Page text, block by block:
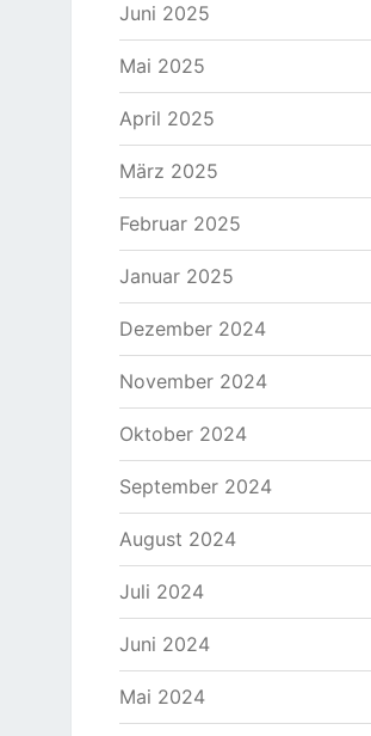
Juni 2025
Mai 2025
April 2025
März 2025
Februar 2025
Januar 2025
Dezember 2024
November 2024
Oktober 2024
September 2024
August 2024
Juli 2024
Juni 2024
Mai 2024